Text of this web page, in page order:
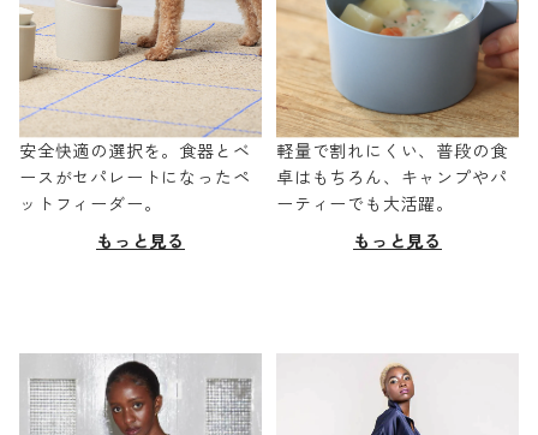
安全快適の選択を。食器とベ
ースがセパレートになったペ
ットフィーダー。
もっと見る
軽量で割れにくい、普段の食
卓はもちろん、キャンプやパ
ーティーでも大活躍。
もっと見る